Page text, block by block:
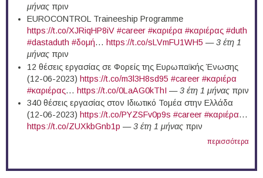
μήναςπριν
EUROCONTROL Traineeship Programme
https://t.co/XJRiqHP8iV #career #καριέρα #καριέρας #duth
#dastaduth #δομή… https://t.co/sLVmFU1WH5 —3 έτη 1
μήναςπριν
12 θέσεις εργασίας σε Φορείς της Ευρωπαϊκής Ένωσης
(12-06-2023) https://t.co/m3l3H8sd95 #career #καριέρα
#καριέρας… https://t.co/0LaAG0kThI —3 έτη 1 μήναςπριν
340 θέσεις εργασίας στον Ιδιωτικό Τομέα στην Ελλάδα
(12-06-2023) https://t.co/PYZSFv0p9s #career #καριέρα…
https://t.co/ZUXkbGnb1p —3 έτη 1 μήναςπριν
περισσότερα